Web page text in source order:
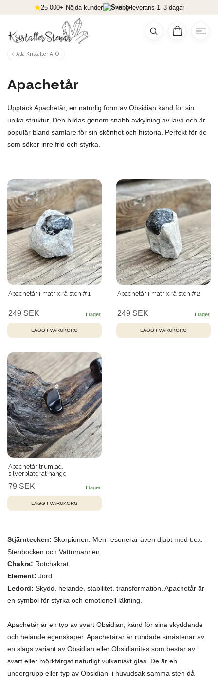
25 000+ Nöjda kunder Snabb leverans 1–3 dagar
Alla Kristaller A-Ö
Apachetår
Upptäck Apachetår, en naturlig form av Obsidian känd för sin
unika struktur. Den bildas genom snabb avkylning av lava och är
populär bland samlare för sin skönhet och historia. Perfekt för de
som söker inre frid och styrka.
Apachetår i matrix rå sten #1
249 SEK
Apachetår i matrix rå sten #2
249 SEK
Apachetår trumlad,
silverpläterat hänge
79 SEK
Stjärntecken: Skorpionen. Men resonerar även djupt med t.ex.
Stenbocken och Vattumannen.
Chakra: Rotchakrat
Element: Jord
Ledord: Skydd, helande, stabilitet, transformation. Apachetår är
en symbol för styrka och emotionell läkning.
Apachetår är en typ av svart Obsidian, känd för sina skyddande
och helande egenskaper. Apachetårar är rundade småstenar av
en slags variant av Obsidian eller Obsidianites som består av
svart eller mörkfärgat naturligt vulkaniskt glas. De är en
undergrupp eller typ av Obsidian; i huvudsak samma sten då